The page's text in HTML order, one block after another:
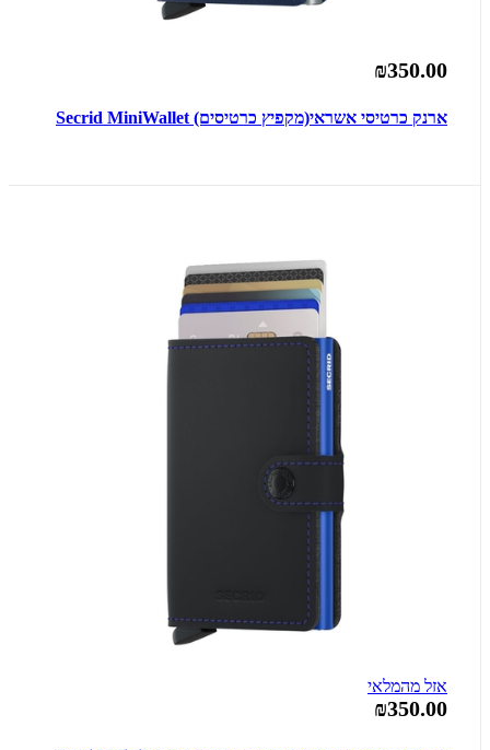
₪350.00
ארנק כרטיסי אשראי(מקפיץ כרטיסים) Secrid MiniWallet
אזל מהמלאי
₪350.00